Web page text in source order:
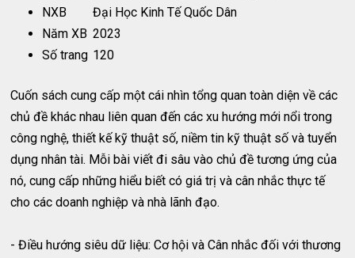
NXB
Đại Học Kinh Tế Quốc Dân
Năm XB 2023
Số trang 120
Cuốn sách cung cấp một cái nhìn tổng quan toàn diện về các
chủ đề khác nhau liên quan đến các xu hướng mới nổi trong
công nghệ, thiết kế kỹ thuật số, niềm tin kỹ thuật số và tuyển
dụng nhân tài. Mỗi bài viết đi sâu vào chủ đề tương ứng của
nó, cung cấp những hiểu biết có giá trị và cân nhắc thực tế
cho các doanh nghiệp và nhà lãnh đạo.
- Điều hướng siêu dữ liệu: Cơ hội và Cân nhắc đối với thương